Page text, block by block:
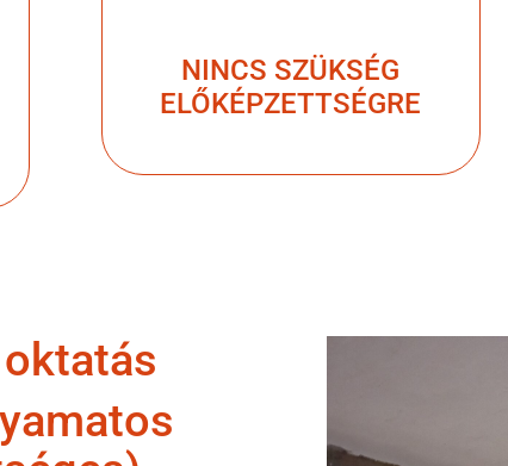
NINCS SZÜKSÉG
ELŐKÉPZETTSÉGRE